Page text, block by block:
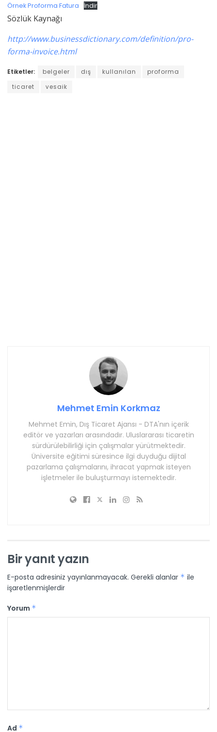
Örnek Proforma Fatura İndir
Sözlük Kaynağı
http://www.businessdictionary.com/definition/pro-
forma-invoice.html
Etiketler: belgeler dış kullanılan
proforma
ticaret
vesaik
Mehmet Emin Korkmaz
Mehmet Emin, Dış Ticaret Ajansı - DTA'nın içerik
editör ve yazarları arasındadır. Uluslararası ticaretin
sürdürülebilirliği için çalışmalar yürütmektedir.
Üniversite eğitimi süresince ilgi duyduğu dijital
pazarlama çalışmalarını, ihracat yapmak isteyen
işletmeler ile buluşturmayı istemektedir.
Bir yanıt yazın
E-posta adresiniz yayınlanmayacak. Gerekli alanlar * ile
işaretlenmişlerdir
Yorum *
Ad *